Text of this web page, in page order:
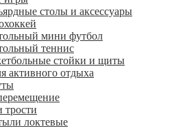
столы и аксессуары
мини футбол
теннис
стойки и щиты
активного отдыха
трости
локтевые